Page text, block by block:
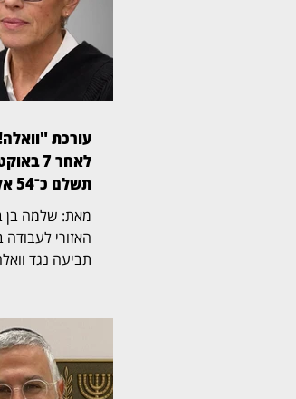
עורכת
לאחר 7
תשלם כ־54 אלף שקל
האזורי לעבודה
תביעה נגד
מביתה בקיבוץ
אירועי 7
הדין, השופטת
קבעה כי החברה